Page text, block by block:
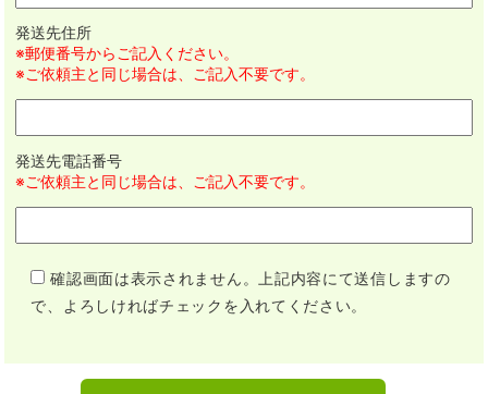
発送先住所
※郵便番号からご記入ください。
※ご依頼主と同じ場合は、ご記入不要です。
発送先電話番号
※ご依頼主と同じ場合は、ご記入不要です。
確認画面は表示されません。上記内容にて送信しますの
で、よろしければチェックを入れてください。